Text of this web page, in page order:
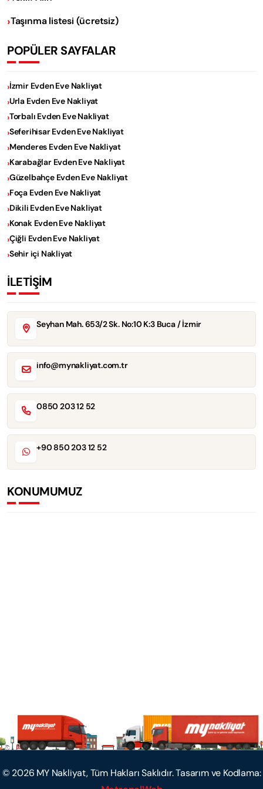
Taşınma listesi (ücretsiz)
POPÜLER SAYFALAR
İzmir Evden Eve Nakliyat
Urla Evden Eve Nakliyat
Torbalı Evden Eve Nakliyat
Seferihisar Evden Eve Nakliyat
Menderes Evden Eve Nakliyat
Karabağlar Evden Eve Nakliyat
Güzelbahçe Evden Eve Nakliyat
Foça Evden Eve Nakliyat
Dikili Evden Eve Nakliyat
Konak Evden Eve Nakliyat
Çiğli Evden Eve Nakliyat
Sehir içi Nakliyat
İLETİŞİM
Seyhan Mah. 653/2 Sk. No:10 K:3 Buca / İzmir
info@mynakliyat.com.tr
0850 203 12 52
+90 850 203 12 52
KONUMUMUZ
© 2026 MY Nakliyat, Tüm Hakları Saklıdır. Tasarım ve Kodlama: